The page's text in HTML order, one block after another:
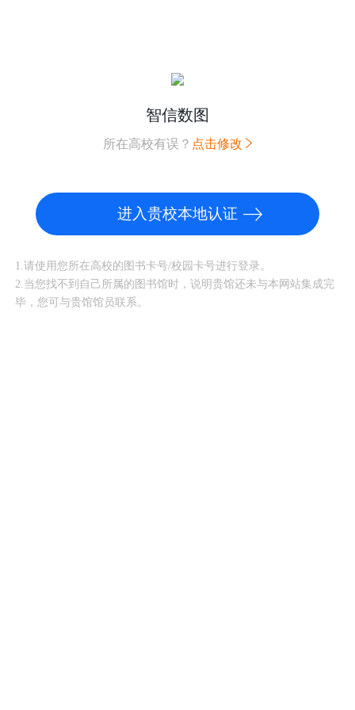
智信数图
所在高校有误？ 点击修改
进入贵校本地认证
1.请使用您所在高校的图书卡号/校园卡号进行登录。
2.当您找不到自己所属的图书馆时，说明贵馆还未与本网站集成完
毕，您可与贵馆馆员联系。